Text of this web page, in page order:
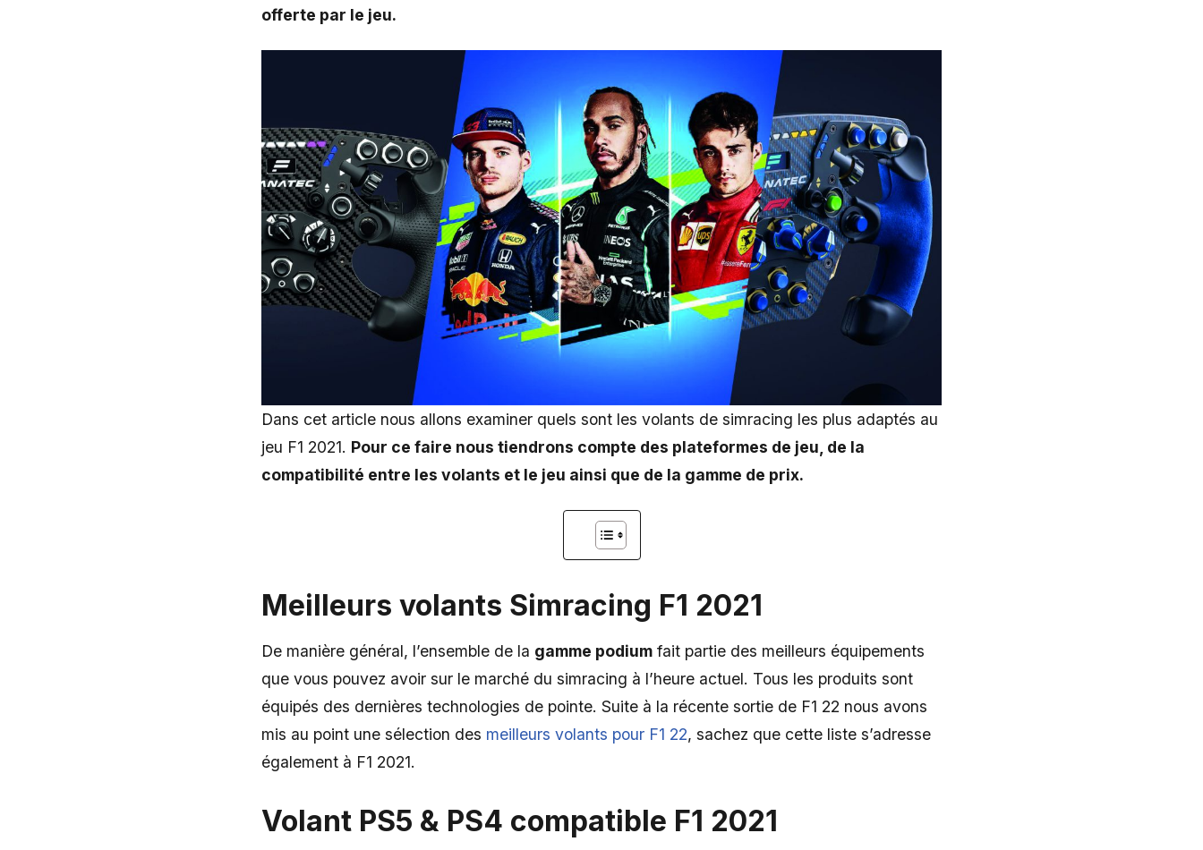
offerte par le jeu.
Dans cet article nous allons examiner quels sont les volants de simracing les plus adaptés au
jeu F1 2021. Pour ce faire nous tiendrons compte des plateformes de jeu, de la
compatibilité entre les volants et le jeu ainsi que de la gamme de prix.
Meilleurs volants Simracing F1 2021
De manière général, l’ensemble de la gamme podium fait partie des meilleurs équipements
que vous pouvez avoir sur le marché du simracing à l’heure actuel. Tous les produits sont
équipés des dernières technologies de pointe. Suite à la récente sortie de F1 22 nous avons
mis au point une sélection des meilleurs volants pour F1 22, sachez que cette liste s’adresse
également à F1 2021.
Volant PS5 & PS4 compatible F1 2021